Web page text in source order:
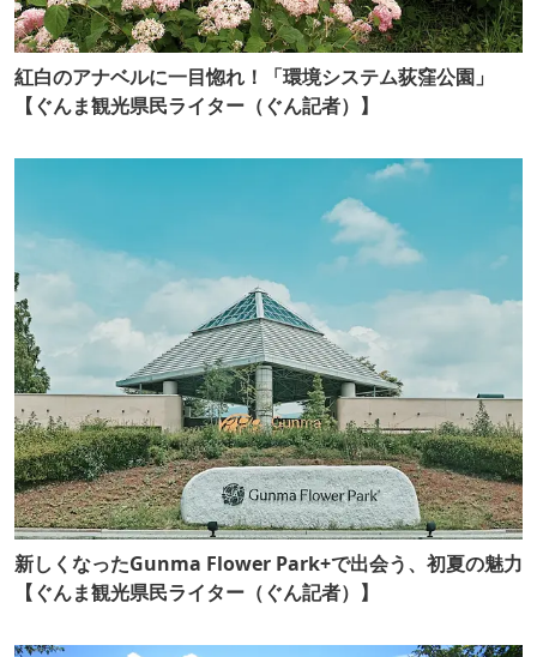
紅白のアナベルに一目惚れ！「環境システム荻窪公園」
【ぐんま観光県民ライター（ぐん記者）】
新しくなったGunma Flower Park+で出会う、初夏の魅力
【ぐんま観光県民ライター（ぐん記者）】